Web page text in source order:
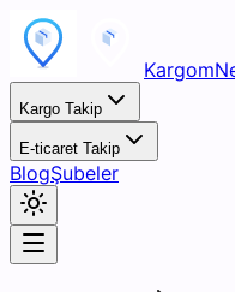
Kargo Takip
E-ticaret Takip
BlogŞubeler